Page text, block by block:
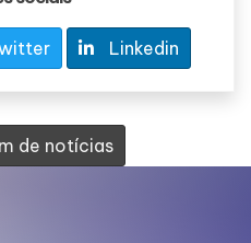
Linkedin
de notícias